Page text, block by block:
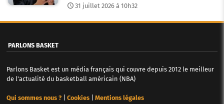
31 juillet 2026 à 10h32
PARLONS BASKET
Parlons Basket est un média français qui couvre depuis 2012 le meilleur
de l'actualité du basketball américain (NBA)
Qui sommes nous ?| Cookies| Mentions légales